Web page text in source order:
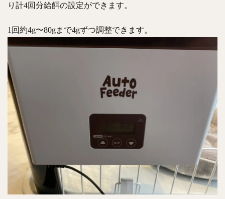
り計4回分給餌の設定ができます。
1回約4g〜80gまで4gずつ調整できます。